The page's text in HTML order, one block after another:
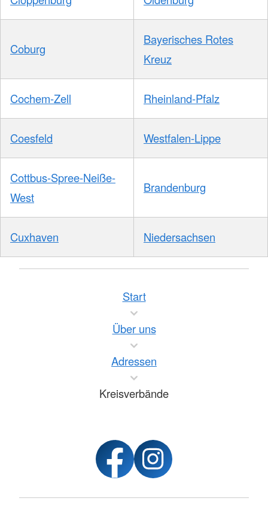
Coburg
Bayerisches Rotes
Kreuz
Cochem-Zell Rheinland-Pfalz
Coesfeld Westfalen-Lippe
Cottbus-Spree-Neiße-
West
Brandenburg
Cuxhaven Niedersachsen
Start
Über uns
Adressen
Kreisverbände